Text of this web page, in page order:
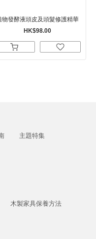
物發酵液頭皮及頭髮修護精華
HK$98.00
主題特集
木製家具保養方法